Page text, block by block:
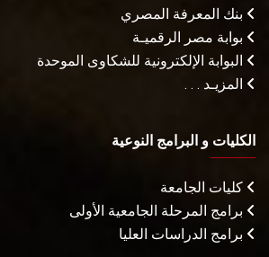
بنك المعرفة المصري
بوابة مصر الرقميـة
البوابة الإلكترونية للشكاوى الموحدة
المزيـد . . .
الكليات و البرامج النوعية
كليات الجامعة
برامج المرحلة الجامعية الأولى
برامج الدراسات العليا